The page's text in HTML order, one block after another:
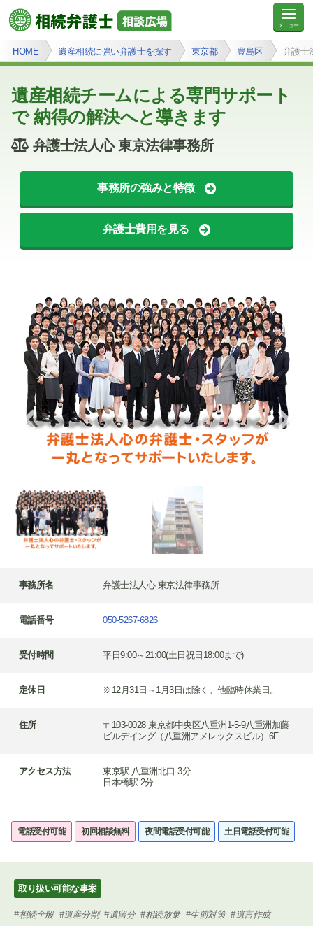
HOME 遺産相続に強い弁護士を探す 東京都 豊島区 弁護士
遺産相続チームによる専門サポート
で 納得の解決へと導きます
弁護士法人心 東京法律事務所
事務所の強みと特徴
弁護士費用を見る
事務所名 弁護士法人心 東京法律事務所
電話番号 050-5267-6826
受付時間 平日9:00～21:00(土日祝日18:00まで)
定休日 ※12月31日～1月3日は除く。他臨時休業日。
住所
〒103-0028 東京都中央区八重洲1-5-9八重洲加藤
ビルデイング（八重洲アメレックスビル）6F
アクセス方法
東京駅 八重洲北口 3分
日本橋駅 2分
電話受付可能 初回相談無料 夜間電話受付可能 土日電話受付可能
取り扱い可能な事案
相続全般 遺産分割 遺留分 相続放棄 生前対策 遺言作成